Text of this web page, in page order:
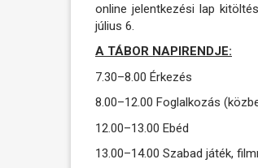
online jelentkezési lap
július 6.
A TÁBOR NAPIRENDJE:
7.30–8.00 Érkezés
8.00–12.00 Foglalkozás
12.00–13.00 Ebéd
13.00–14.00 Szabad játék,